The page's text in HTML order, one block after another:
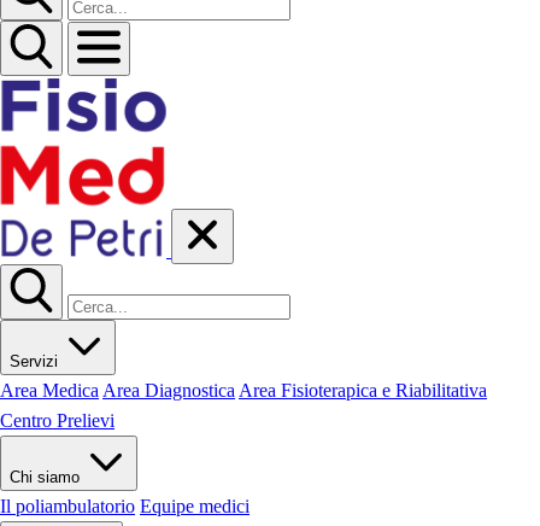
Servizi
Area Medica Area Diagnostica Area Fisioterapica e Riabilitativa
Centro Prelievi
Chi siamo
Il poliambulatorio Equipe medici